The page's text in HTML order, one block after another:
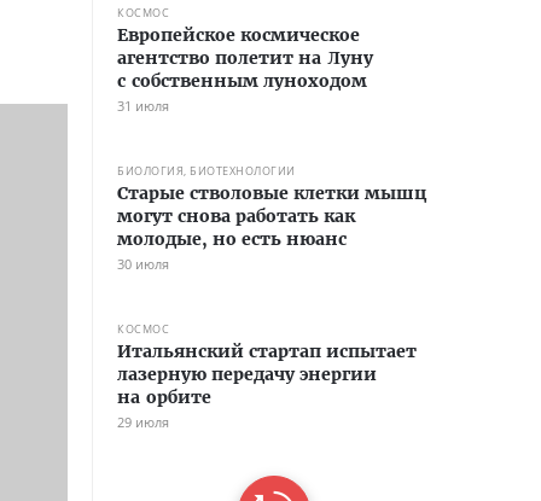
КОСМОС
Европейское космическое
агентство полетит на Луну
с собственным луноходом
31 июля
БИОЛОГИЯ, БИОТЕХНОЛОГИИ
Старые стволовые клетки мышц
могут снова работать как
молодые, но есть нюанс
30 июля
КОСМОС
Итальянский стартап испытает
лазерную передачу энергии
на орбите
29 июля